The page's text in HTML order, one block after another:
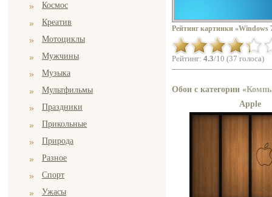
Космос
Креатив
Мотоциклы
Мужчины
Музыка
Мультфильмы
Праздники
Прикольные
Природа
Разное
Спорт
Ужасы
Рейтинг картинки «Windows
Рейтинг: 4.3/10 (37 голоса)
Обои с категории «
Apple